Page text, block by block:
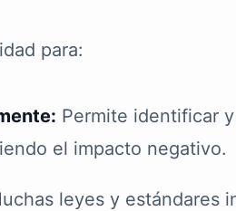
para:
Permite identificar
el impacto negativo.
leyes y estándares